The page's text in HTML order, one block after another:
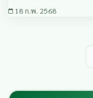
18 ก.พ. 2568